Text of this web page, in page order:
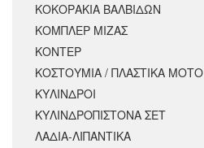
ΚΟΚΟΡΑΚΙΑ ΒΑΛΒΙΔΩΝ
ΚΟΜΠΛΕΡ ΜΙΖΑΣ
ΚΟΝΤΕΡ
ΚΟΣΤΟΥΜΙΑ / ΠΛΑΣΤΙΚΑ ΜΟΤΟ
ΚΥΛΙΝΔΡΟΙ
ΚΥΛΙΝΔΡΟΠΙΣΤΟΝΑ ΣΕΤ
ΛΑΔΙΑ-ΛΙΠΑΝΤΙΚΑ